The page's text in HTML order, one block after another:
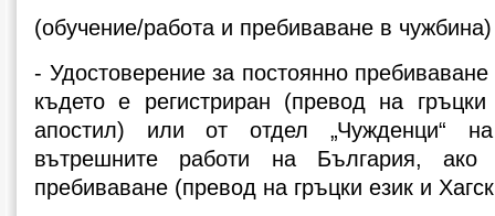
(обучение/работа и пребиваване в чужбина)
- Удостоверение за постоянно
където е регистриран (превод на
апостил) или от отдел „Чужденци“
вътрешните работи на България,
пребиваване (превод на гръцки език и